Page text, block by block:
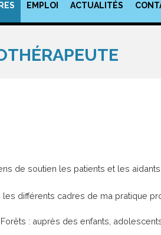
EMPLOI ACTUALITÉS
de soutien les patients et les
différents cadres de ma pratique
: auprès des enfants,